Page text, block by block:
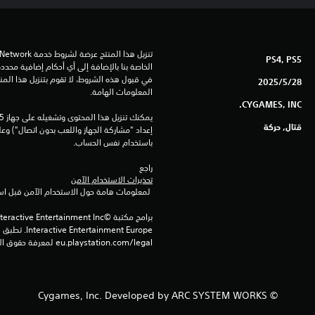
PS4, PS5
28‏/5‏/2025
CYGAMES, INC.
قتال, حركة
المعلومات الهامة.
باستخدام نفس الحساب.
راجع
تحذيرات الاستخدام الآمن
eu.playstation.com/legal لمعرفة حقوق الاستخدام الكاملة.
© Cygames, Inc. Developed by ARC SYSTEM WORKS